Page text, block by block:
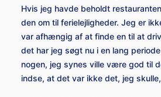
Hvis jeg havde beholdt
den om til ferielejligheder. Jeg er
var afhængig af at finde en til at
det har jeg søgt nu i en lang
nogen, jeg synes ville være god til
indse, at det var ikke det, jeg